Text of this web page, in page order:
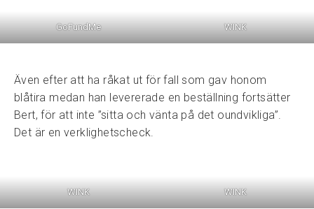
GoFundMe WINK
Även efter att ha råkat ut för fall som gav honom
blåtira medan han levererade en beställning fortsätter
Bert, för att inte ”sitta och vänta på det oundvikliga”.
Det är en verklighetscheck.
WINK WINK